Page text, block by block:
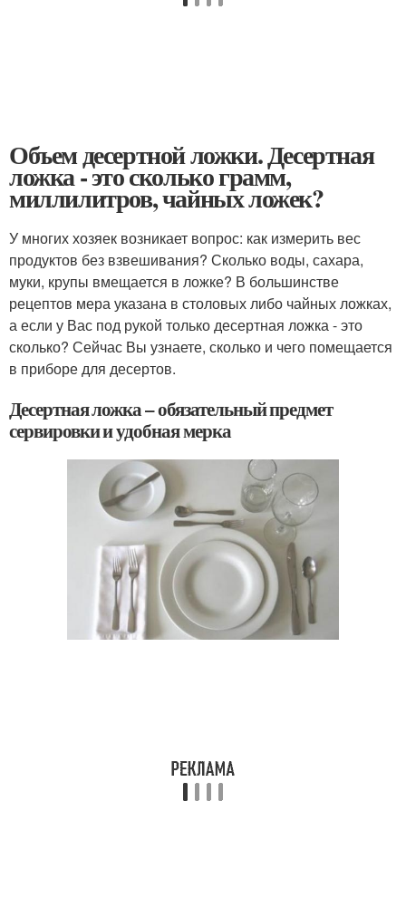
Объем десертной ложки. Десертная
ложка - это сколько грамм,
миллилитров, чайных ложек?
У многих хозяек возникает вопрос: как измерить вес
продуктов без взвешивания? Сколько воды, сахара,
муки, крупы вмещается в ложке? В большинстве
рецептов мера указана в столовых либо чайных ложках,
а если у Вас под рукой только десертная ложка - это
сколько? Сейчас Вы узнаете, сколько и чего помещается
в приборе для десертов.
Десертная ложка – обязательный предмет
сервировки и удобная мерка